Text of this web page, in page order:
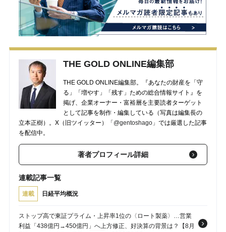
THE GOLD ONLINE編集部
THE GOLD ONLINE編集部。『あなたの財産を「守
る」「増やす」「残す」ための総合情報サイト』を
掲げ、企業オーナー・富裕層を主要読者ターゲット
として記事を制作・編集している（写真は編集長の
立本正樹）。X（旧ツイッター）
「@gentoshago」 では厳選した記事
を配信中。
著者プロフィール詳細
連載記事一覧
連載 日経平均概況
ストップ高で東証プライム・上昇率1位の〈ロート製薬〉…営業
利益「438億円→450億円」へ上方修正、好決算の背景は？【8月